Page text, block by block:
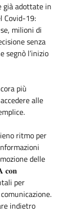
già adottate in
Covid-19:
milioni di
senza
segnò l’inizio
più
alle
ritmo per
delle
𝐜𝐨𝐧
per
indietro